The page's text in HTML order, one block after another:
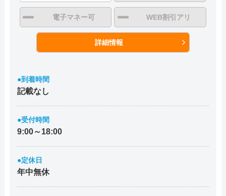
電子マネー可 WEB割引アリ
詳細情報
●到着時間
記載なし
●受付時間
9:00～18:00
●定休日
年中無休